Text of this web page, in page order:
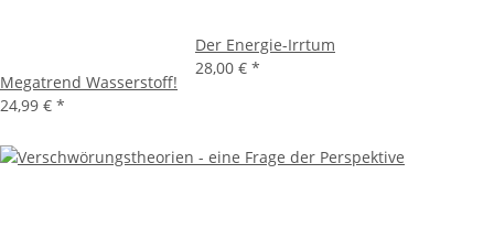
Megatrend Wasserstoff!
24,99 € *
Der Energie-Irrtum
28,00 € *